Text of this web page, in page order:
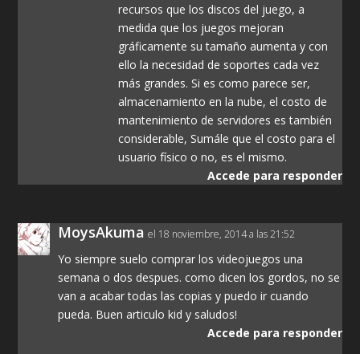
recursos que los discos del juego, a
medida que los juegos mejoran
gráficamente su tamaño aumenta y con
ello la necesidad de soportes cada vez
más grandes. Si es como parece ser,
almacenamiento en la nube, el costo de
mantenimiento de servidores es también
considerable, Sumále que el costo para el
usuario físico o no, es el mismo.
Accede para responder
MoysAkuma el 18 noviembre, 2014 a las 21:52
Yo siempre suelo comprar los videojuegos una
semana o dos despues. como dicen los gordos, no se
van a acabar todas las copias y puedo ir cuando
pueda. Buen articulo kid y saludos!
Accede para responder